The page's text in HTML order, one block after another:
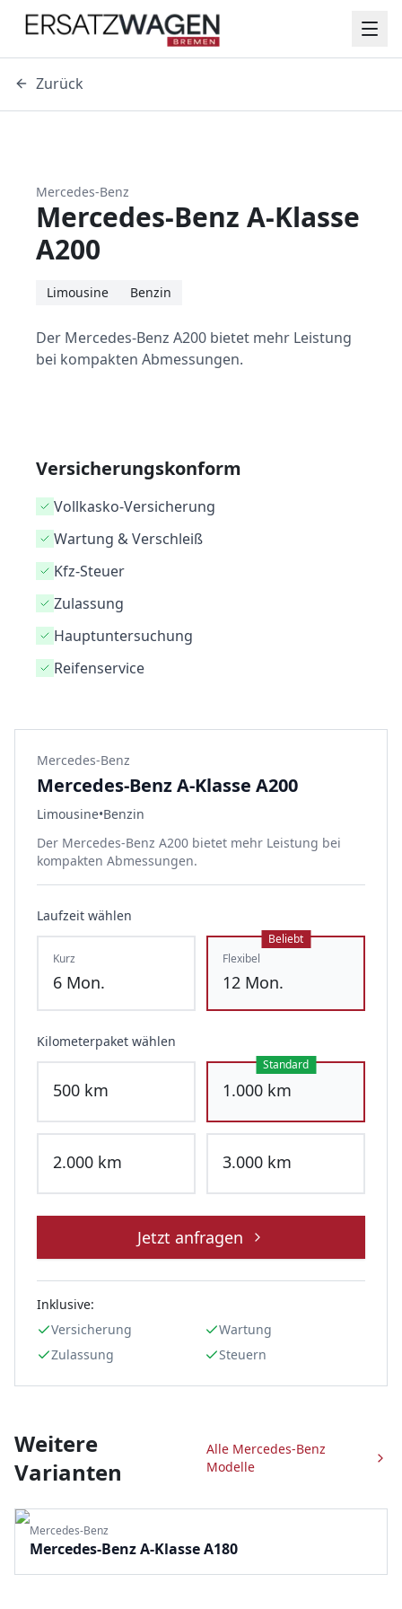
Zurück
Mercedes-Benz
Mercedes-Benz A-Klasse
A200
Limousine Benzin
Der Mercedes-Benz A200 bietet mehr Leistung
bei kompakten Abmessungen.
Versicherungskonform
Vollkasko-Versicherung
Wartung & Verschleiß
Kfz-Steuer
Zulassung
Hauptuntersuchung
Reifenservice
Mercedes-Benz
Mercedes-Benz A-Klasse A200
Limousine•Benzin
Der Mercedes-Benz A200 bietet mehr Leistung bei
kompakten Abmessungen.
Laufzeit wählen
Kurz
6 Mon.
Beliebt
Flexibel
12 Mon.
Kilometerpaket wählen
500 km
Standard
1.000 km
2.000 km 3.000 km
Jetzt anfragen
Inklusive:
Versicherung
Wartung
Zulassung
Steuern
Weitere
Varianten
Alle Mercedes-Benz
Modelle
Mercedes-Benz
Mercedes-Benz A-Klasse A180